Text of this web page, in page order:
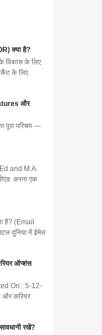
क्या है?
विकास के लिए
के लिए
और
पूरा परिचय —
and M.A.
करना एक
है? (Email
दुनिया में ईमेल
ऑप्शंस
On : 5-12-
और करियर
रखें?